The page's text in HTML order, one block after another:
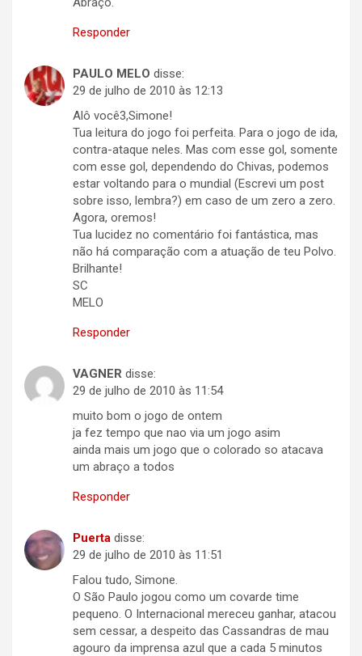
Responder
PAULO MELO disse:
29 de julho de 2010 às 12:13
Alô você3,Simone!
Tua leitura do jogo foi perfeita. Para o jogo de ida,
contra-ataque neles. Mas com esse gol, somente
com esse gol, dependendo do Chivas, podemos
estar voltando para o mundial (Escrevi um post
sobre isso, lembra?) em caso de um zero a zero.
Agora, oremos!
Tua lucidez no comentário foi fantástica, mas
não há comparação com a atuação de teu Polvo.
Brilhante!
SC
MELO
Responder
VAGNER disse:
29 de julho de 2010 às 11:54
muito bom o jogo de ontem
ja fez tempo que nao via um jogo asim
ainda mais um jogo que o colorado so atacava
um abraço a todos
Responder
Puerta disse:
29 de julho de 2010 às 11:51
Falou tudo, Simone.
O São Paulo jogou como um covarde time
pequeno. O Internacional mereceu ganhar, atacou
sem cessar, a despeito das Cassandras de mau
agouro da imprensa azul que a cada 5 minutos